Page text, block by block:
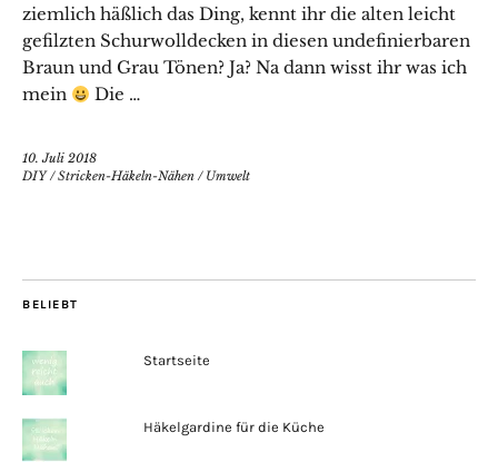
ziemlich häßlich das Ding, kennt ihr die alten leicht
gefilzten Schurwolldecken in diesen undefinierbaren
Braun und Grau Tönen? Ja? Na dann wisst ihr was ich
mein
Die …
10. Juli 2018
DIY/Stricken-Häkeln-Nähen / Umwelt
BELIEBT
Startseite
Häkelgardine für die Küche